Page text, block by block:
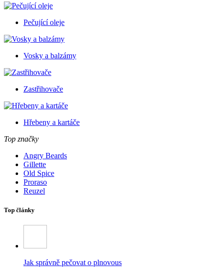
Pečující oleje
Vosky a balzámy
Zastřihovače
Hřebeny a kartáče
Top značky
Angry Beards
Gillette
Old Spice
Proraso
Reuzel
Top články
Jak správně pečovat o plnovous